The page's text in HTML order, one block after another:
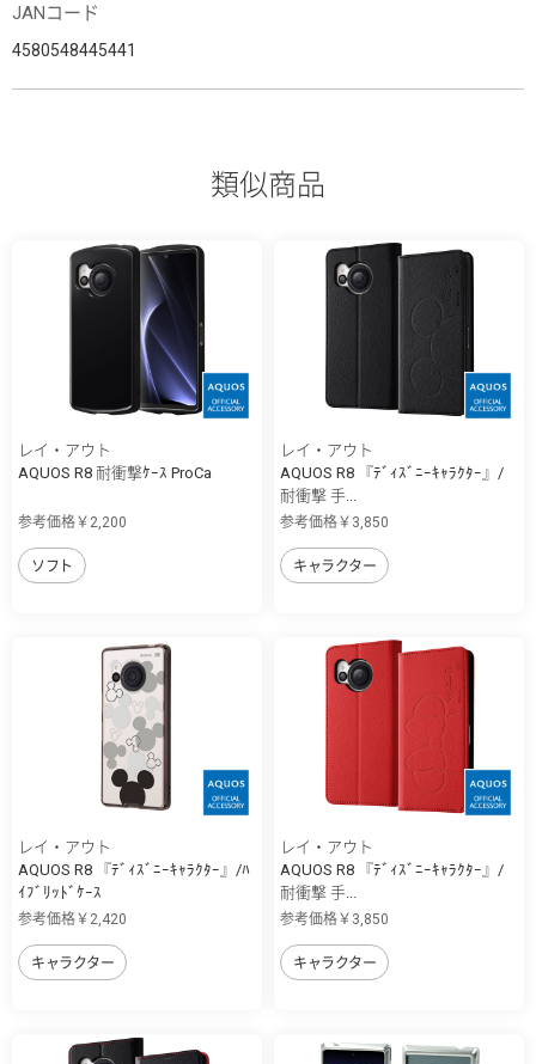
JANコード
4580548445441
類似商品
レイ・アウト
AQUOS R8 耐衝撃ｹｰｽ ProCa
参考価格￥2,200
ソフト
レイ・アウト
AQUOS R8 『ﾃﾞｨｽﾞﾆｰｷｬﾗｸﾀｰ』/
耐衝撃 手...
参考価格￥3,850
キャラクター
レイ・アウト
AQUOS R8 『ﾃﾞｨｽﾞﾆｰｷｬﾗｸﾀｰ』/ﾊ
ｲﾌﾞﾘｯﾄﾞｹｰｽ
参考価格￥2,420
キャラクター
レイ・アウト
AQUOS R8 『ﾃﾞｨｽﾞﾆｰｷｬﾗｸﾀｰ』/
耐衝撃 手...
参考価格￥3,850
キャラクター